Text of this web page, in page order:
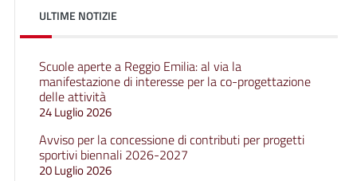
ULTIME NOTIZIE
Scuole aperte a Reggio Emilia: al via la
manifestazione di interesse per la co-progettazione
delle attività
24 Luglio 2026
Avviso per la concessione di contributi per progetti
sportivi biennali 2026-2027
20 Luglio 2026